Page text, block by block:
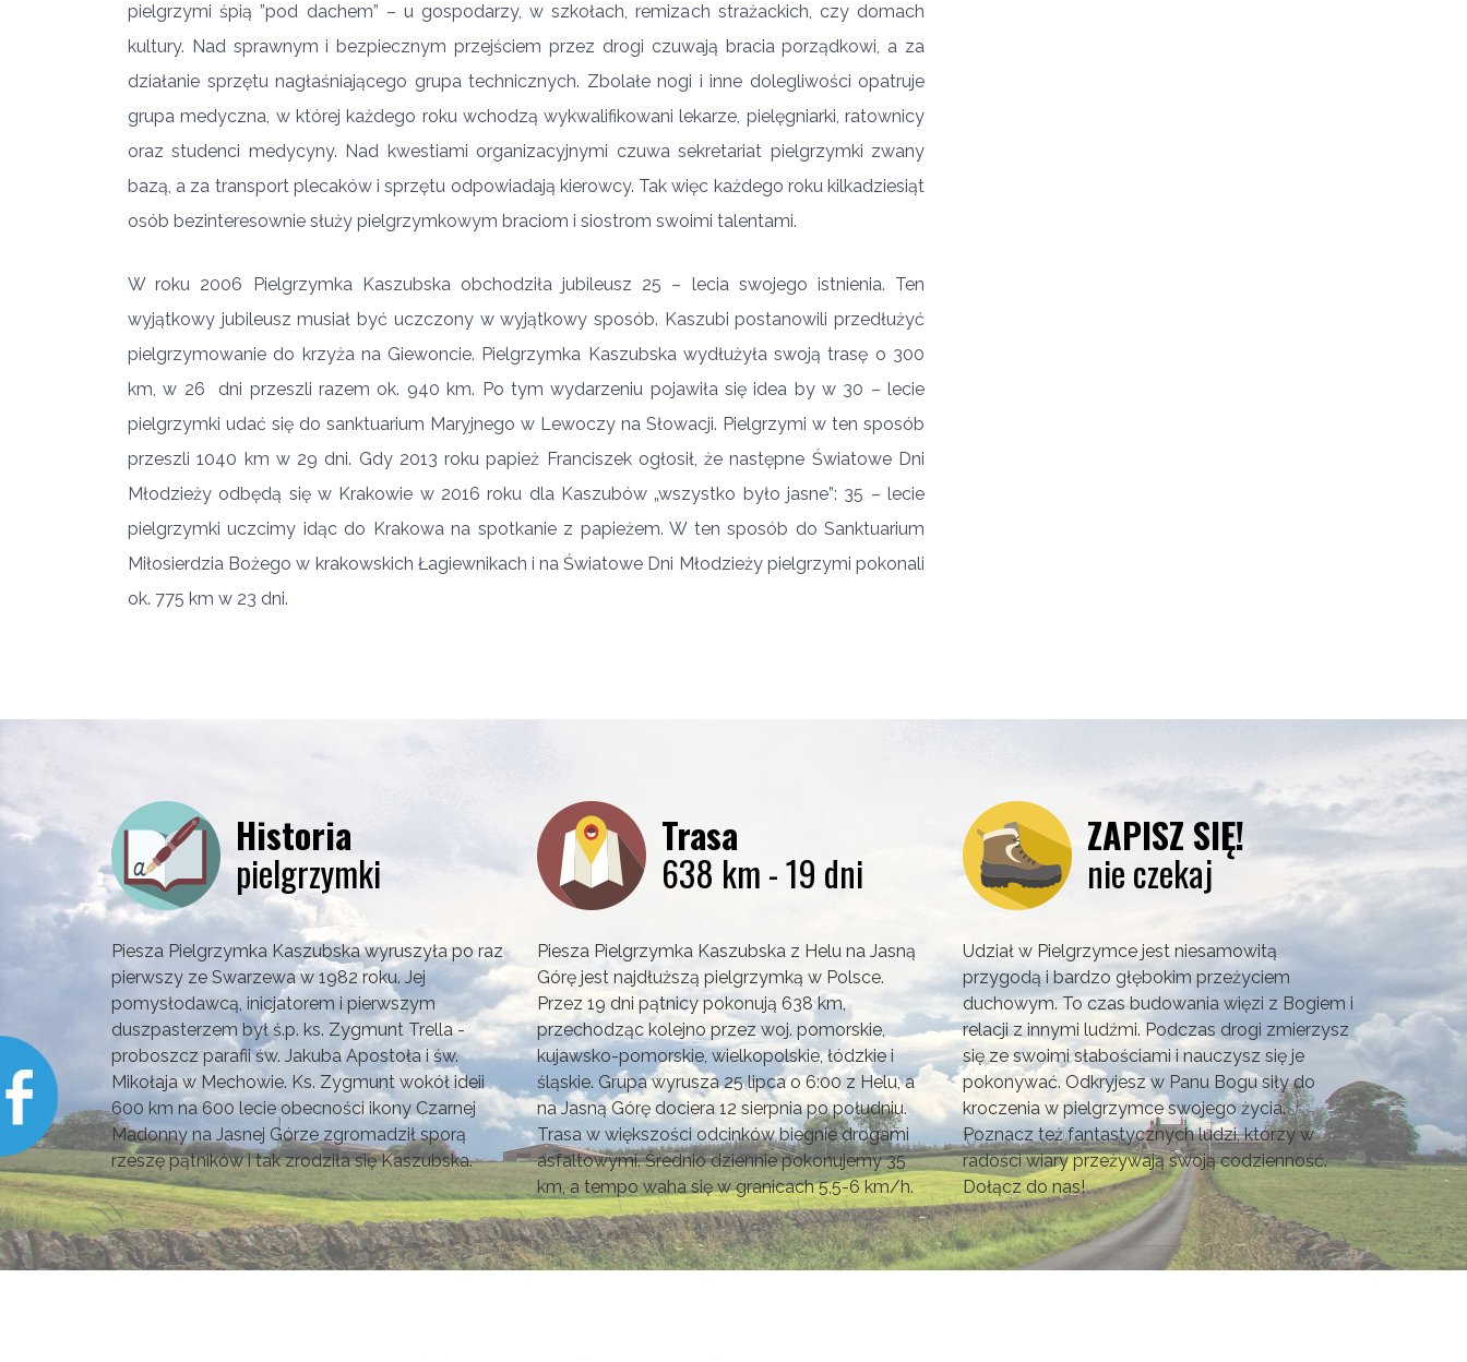
pielgrzymi śpią ”pod dachem” – u gospodarzy, w szkołach, remizach strażackich, czy domach
kultury. Nad sprawnym i bezpiecznym przejściem przez drogi czuwają bracia porządkowi, a za
działanie sprzętu nagłaśniającego grupa technicznych. Zbolałe nogi i inne dolegliwości opatruje
grupa medyczna, w której każdego roku wchodzą wykwalifikowani lekarze, pielęgniarki, ratownicy
oraz studenci medycyny. Nad kwestiami organizacyjnymi czuwa sekretariat pielgrzymki zwany
bazą, a za transport plecaków i sprzętu odpowiadają kierowcy. Tak więc każdego roku kilkadziesiąt
osób bezinteresownie służy pielgrzymkowym braciom i siostrom swoimi talentami.
W roku 2006 Pielgrzymka Kaszubska obchodziła jubileusz 25 – lecia swojego istnienia. Ten
wyjątkowy jubileusz musiał być uczczony w wyjątkowy sposób. Kaszubi postanowili przedłużyć
pielgrzymowanie do krzyża na Giewoncie. Pielgrzymka Kaszubska wydłużyła swoją trasę o 300
km, w 26 dni przeszli razem ok. 940 km. Po tym wydarzeniu pojawiła się idea by w 30 – lecie
pielgrzymki udać się do sanktuarium Maryjnego w Lewoczy na Słowacji. Pielgrzymi w ten sposób
przeszli 1040 km w 29 dni. Gdy 2013 roku papież Franciszek ogłosił, że następne Światowe Dni
Młodzieży odbędą się w Krakowie w 2016 roku dla Kaszubów „wszystko było jasne”: 35 – lecie
pielgrzymki uczcimy idąc do Krakowa na spotkanie z papieżem. W ten sposób do Sanktuarium
Miłosierdzia Bożego w krakowskich Łagiewnikach i na Światowe Dni Młodzieży pielgrzymi pokonali
ok. 775 km w 23 dni.
Historia
pielgrzymki
Piesza Pielgrzymka Kaszubska wyruszyła po raz
pierwszy ze Swarzewa w 1982 roku. Jej
pomysłodawcą, inicjatorem i pierwszym
duszpasterzem był ś.p. ks. Zygmunt Trella -
proboszcz parafii św. Jakuba Apostoła i św.
Mikołaja w Mechowie. Ks. Zygmunt wokół ideii
600 km na 600 lecie obecności ikony Czarnej
Madonny na Jasnej Górze zgromadził sporą
rzeszę pątników i tak zrodziła się Kaszubska.
Trasa
638 km - 19 dni
Piesza Pielgrzymka Kaszubska z Helu na Jasną
Górę jest najdłuższą pielgrzymką w Polsce.
Przez 19 dni pątnicy pokonują 638 km,
przechodząc kolejno przez woj. pomorskie,
kujawsko-pomorskie, wielkopolskie, łódzkie i
śląskie. Grupa wyrusza 25 lipca o 6:00 z Helu, a
na Jasną Górę dociera 12 sierpnia po południu.
Trasa w większości odcinków biegnie drogami
asfaltowymi. Średnio dziennie pokonujemy 35
km, a tempo waha się w granicach 5,5-6 km/h.
ZAPISZ SIĘ!
nie czekaj
Udział w Pielgrzymce jest niesamowitą
przygodą i bardzo głębokim przeżyciem
duchowym. To czas budowania więzi z Bogiem i
relacji z innymi ludźmi. Podczas drogi zmierzysz
się ze swoimi słabościami i nauczysz się je
pokonywać. Odkryjesz w Panu Bogu siły do
kroczenia w pielgrzymce swojego życia.
Poznacz też fantastycznych ludzi, którzy w
radości wiary przeżywają swoją codzienność.
Dołącz do nas!